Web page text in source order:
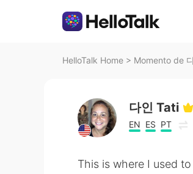
HelloTalk Home > Momento de
다인 Tati
EN ES PT
This is where I used